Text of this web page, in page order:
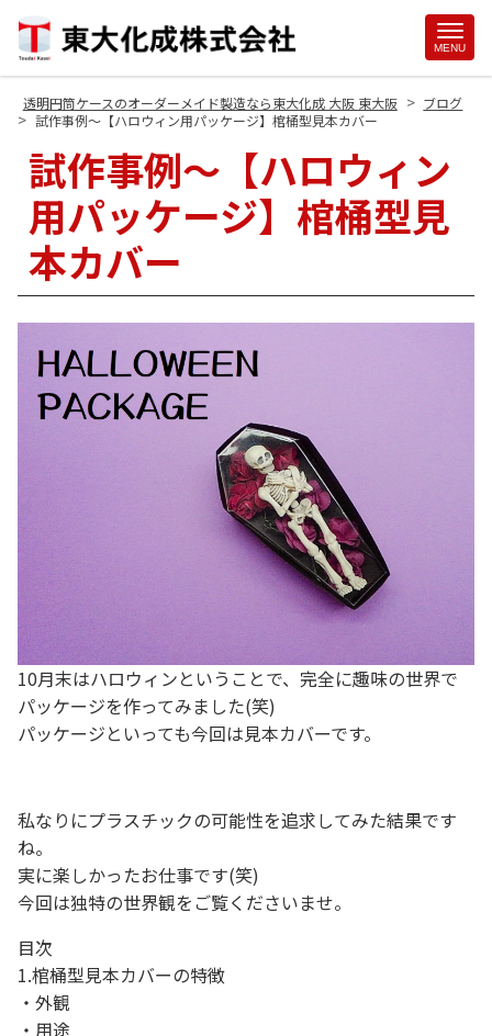
MENU
透明円筒ケースのオーダーメイド製造なら東大化成 大阪 東大阪 > ブログ
> 試作事例～【ハロウィン用パッケージ】棺桶型見本カバー
試作事例～【ハロウィン
用パッケージ】棺桶型見
本カバー
10月末はハロウィンということで、完全に趣味の世界で
パッケージを作ってみました(笑)
パッケージといっても今回は見本カバーです。
私なりにプラスチックの可能性を追求してみた結果です
ね。
実に楽しかったお仕事です(笑)
今回は独特の世界観をご覧くださいませ。
目次
1.棺桶型見本カバーの特徴
・外観
・用途
Site
Footer